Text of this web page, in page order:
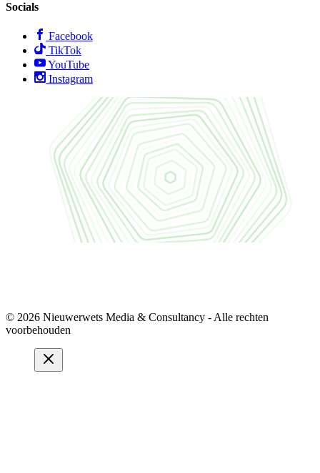
Socials
Facebook
TikTok
YouTube
Instagram
© 2026 Nieuwerwets Media & Consultancy - Alle rechten
voorbehouden